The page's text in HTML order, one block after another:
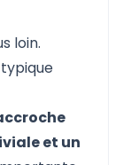
loin.
et un